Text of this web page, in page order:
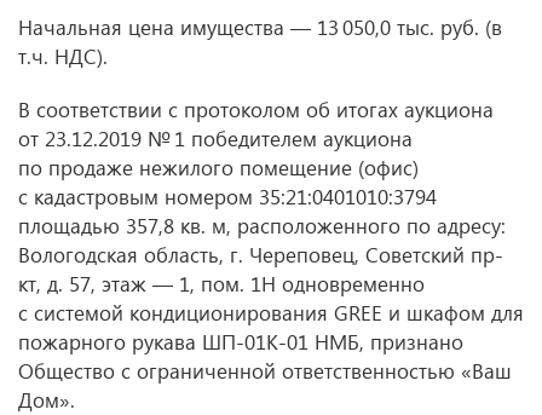
Начальная цена имущества — 13 050,0 тыс. руб. (в
т.ч. НДС).
В соответствии с протоколом об итогах аукциона
от 23.12.2019 № 1 победителем аукциона
по продаже нежилого помещение (офис)
с кадастровым номером 35:21:0401010:3794
площадью 357,8 кв. м, расположенного по адресу:
Вологодская область, г. Череповец, Советский пр-
кт, д. 57, этаж — 1, пом. 1Н одновременно
с системой кондиционирования GREE и шкафом для
пожарного рукава ШП-01К-01 НМБ, признано
Общество с ограниченной ответственностью «Ваш
Дом».